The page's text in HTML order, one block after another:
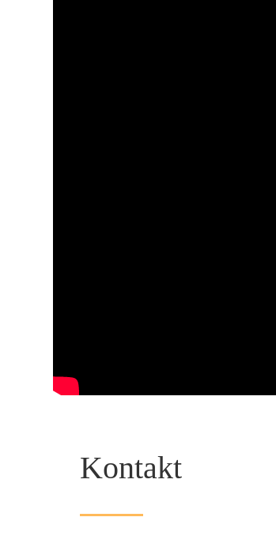
Kontakt